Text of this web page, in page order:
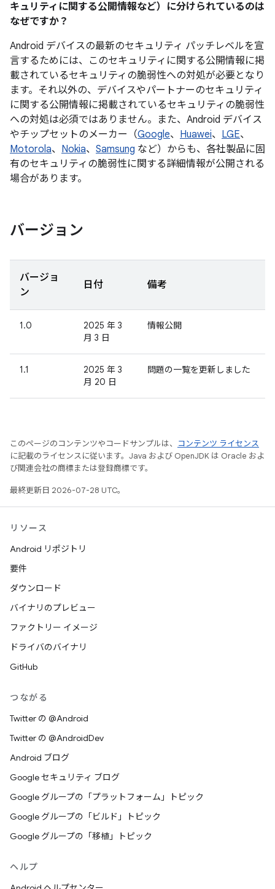
キュリティに関する公開情報など）に分けられているのは
なぜですか？
Android デバイスの最新のセキュリティ パッチレベルを宣
言するためには、このセキュリティに関する公開情報に掲
載されているセキュリティの脆弱性への対処が必要となり
ます。それ以外の、デバイスやパートナーのセキュリティ
に関する公開情報に掲載されているセキュリティの脆弱性
への対処は必須ではありません。また、Android デバイス
やチップセットのメーカー（Google、 Huawei、 LGE、
Motorola、 Nokia、 Samsung など）からも、各社製品に固
有のセキュリティの脆弱性に関する詳細情報が公開される
場合があります。
バージョン
バージョ
ン
日付 備考
1.0
2025 年 3
月 3 日
情報公開
1.1
2025 年 3
月 20 日
問題の一覧を更新しました
このページのコンテンツやコードサンプルは、
コンテンツ ライセンス
に記載のライセンスに従います。Java および OpenJDK は Oracle およ
び関連会社の商標または登録商標です。
最終更新日 2026-07-28 UTC。
リソース
Android リポジトリ
要件
ダウンロード
バイナリのプレビュー
ファクトリー イメージ
ドライバのバイナリ
GitHub
つながる
Twitter の @Android
Twitter の @AndroidDev
Android ブログ
Google セキュリティ ブログ
Google グループの「プラットフォーム」トピック
Google グループの「ビルド」トピック
Google グループの「移植」トピック
ヘルプ